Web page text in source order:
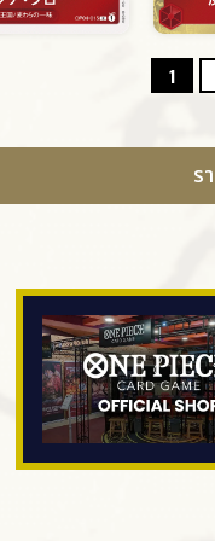
1
ร